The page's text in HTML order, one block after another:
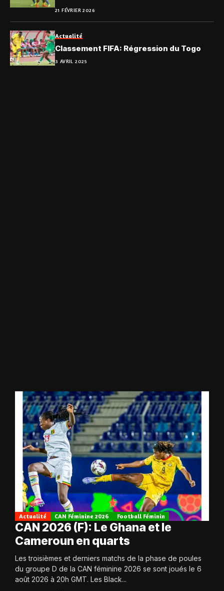
21 FÉVRIER 2026
Actualité
Classement FIFA: Régression du Togo
3 AVRIL 2025
Actualité CAN Féminine 2026 Football Féminin
CAN 2026 (F): Le Ghana et le
Cameroun en quarts
Les troisièmes et derniers matchs de la phase de poules
du groupe D de la CAN féminine 2026 se sont joués le 6
août 2026 à 20h GMT. Les Black...